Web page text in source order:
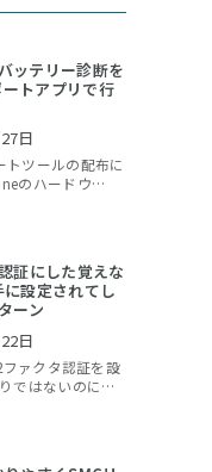
ッテリー診断を
トアプリで行
日
トツールの配布に
のハードウ…
証にした覚えな
設定されてし
ーン
日
ァクタ認証を設
ではないのに…